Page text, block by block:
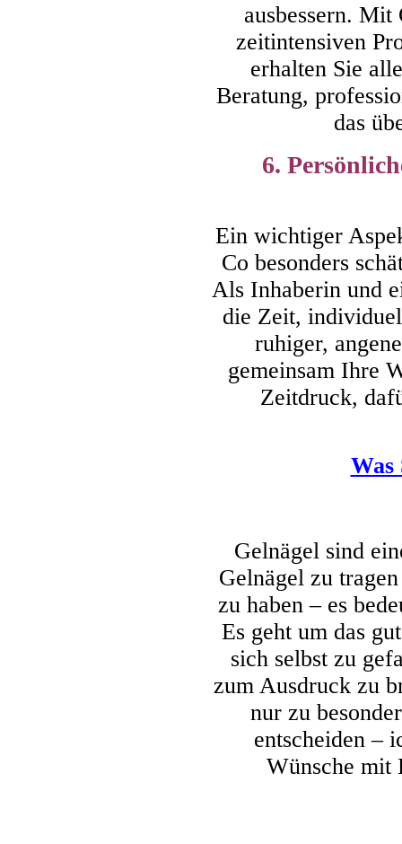
ausbessern. Mit
zeitintensiven
erhalten Sie
Beratung,
das
6.
Ein wichtiger
Co besonders
Als Inhaberin und
die Zeit,
ruhiger,
gemeinsam Ihre
Zeitdruck,
Gelnägel sind
Gelnägel zu
zu haben – es
Es geht um das
sich selbst zu
zum Ausdruck zu
nur zu
entscheiden –
Wünsche mit